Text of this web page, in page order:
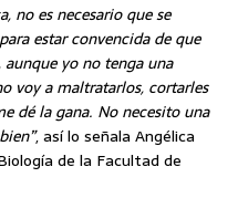
no es necesario que se
estar convencida de que
yo no tenga una
voy a maltratarlos, cortarles
dé la gana. No necesito una
, así lo señala Angélica
de la Facultad de